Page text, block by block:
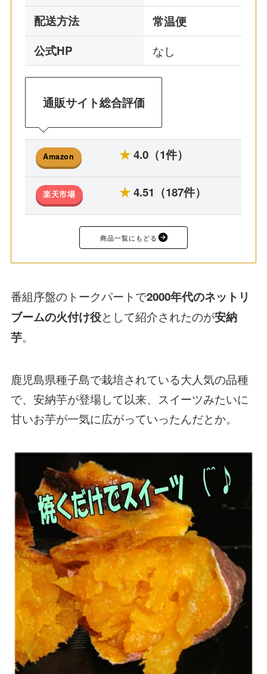
配送方法
常温便
公式HP
なし
通販サイト総合評価
Amazon ★4.0（1件）
楽天市場 ★4.51（187件）
商品一覧にもどる
番組序盤のトークパートで2000年代のネットリ
ブームの火付け役として紹介されたのが安納
芋。
鹿児島県種子島で栽培されている大人気の品種
で、安納芋が登場して以来、スイーツみたいに
甘いお芋が一気に広がっていったんだとか。